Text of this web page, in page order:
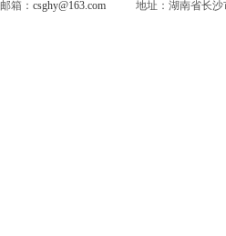
邮箱： csghy@163.com 地址：湖南省长沙市